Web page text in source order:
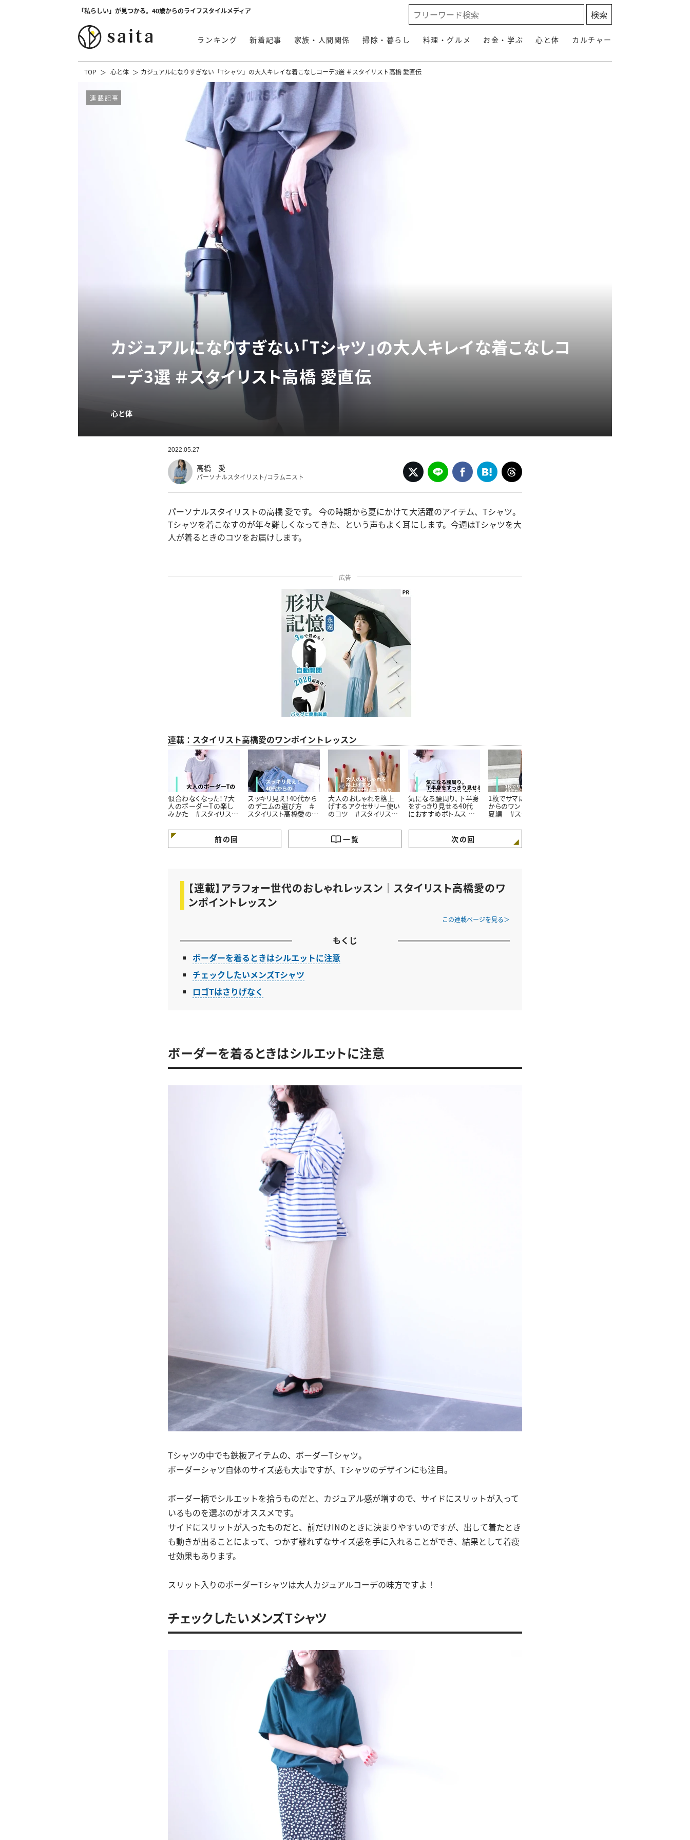
「私らしい」が見つかる。40歳からのライフスタイルメディア
ランキング 新着記事 家族・人間関係 掃除・暮らし 料理・グルメ お金・学ぶ 心と体 カルチャー
TOP 心と体 カジュアルになりすぎない「Tシャツ」の大人キレイな着こなしコーデ3選 ＃スタイリスト高橋 愛直伝
連載記事
カジュアルになりすぎない「Tシャツ」の大人キレイな着こなしコ
ーデ3選 ＃スタイリスト高橋 愛直伝
心と体
2022.05.27
高橋 愛
パーソナルスタイリスト/コラムニスト
パーソナルスタイリストの高橋 愛です。 今の時期から夏にかけて大活躍のアイテム、Tシャツ。
Tシャツを着こなすのが年々難しくなってきた、という声もよく耳にします。今週はTシャツを大
人が着るときのコツをお届けします。
広告
連載：スタイリスト高橋愛のワンポイントレッスン
似合わなくなった！？大
人のボーダーTの楽し
みかた ＃スタイリスト
｜vol.1
スッキリ見え！40代から
のデニムの選び方 ＃
スタイリスト高橋愛の着
大人のおしゃれを格上
げするアクセサリー使い
のコツ ＃スタイリスト
｜vol.3
気になる腰周り、下半身
をすっきり見せる40代
におすすめボトムス ＃
こなしテク｜vol.4
1枚でサマになる！40代
からのワンピース入門：
夏編 ＃スタイリスト高
vol.5
前の回 一覧 次の回
【連載】アラフォー世代のおしゃれレッスン｜スタイリスト高橋愛のワ
ンポイントレッスン
この連載ページを見る
もくじ
ボーダーを着るときはシルエットに注意
チェックしたいメンズTシャツ
ロゴTはさりげなく
ボーダーを着るときはシルエットに注意
Tシャツの中でも鉄板アイテムの、ボーダーTシャツ。
ボーダーシャツ自体のサイズ感も大事ですが、Tシャツのデザインにも注目。
ボーダー柄でシルエットを拾うものだと、カジュアル感が増すので、サイドにスリットが入って
いるものを選ぶのがオススメです。
サイドにスリットが入ったものだと、前だけINのときに決まりやすいのですが、出して着たとき
も動きが出ることによって、つかず離れずなサイズ感を手に入れることができ、結果として着痩
せ効果もあります。
スリット入りのボーダーTシャツは大人カジュアルコーデの味方ですよ！
チェックしたいメンズTシャツ